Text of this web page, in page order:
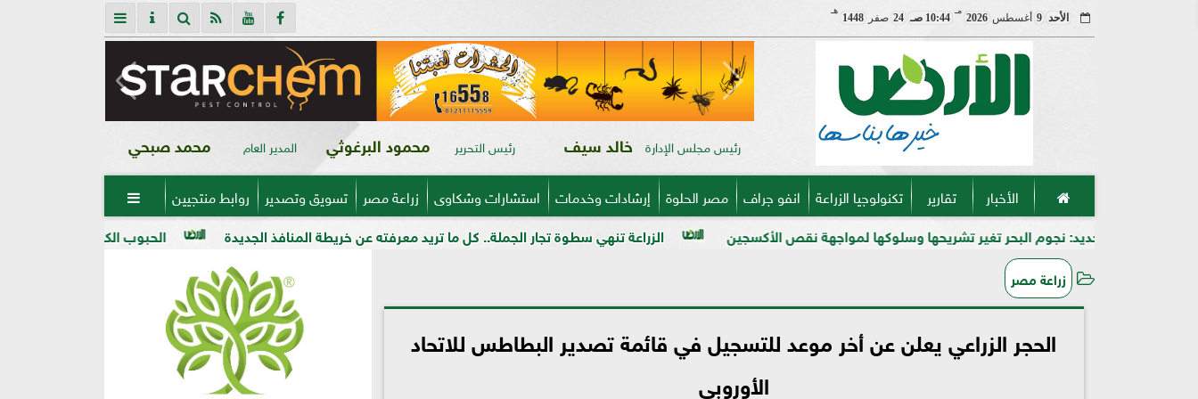
الأحد 9 أغسطس2026
مـ
10:44 صـ 24 صفر 1448
هـ
رئيس مجلس الإدارة خالد سيف رئيس التحرير محمود البرغوثي المدير العام محمد صبحي
الأخبار تقارير تكنولوجيا الزراعة انفو جراف مصر الحلوة إرشادات وخدمات استشارات وشكاوى زراعة مصر تسويق وتصدير روابط منتجيين 
الحبوب الكاملة وفوائدها وتطبيقاتها فى مجال الزراعة تنهي سطوة تجار الجملة.. كل ما تريد معرفته عن خريطة المنافذ الجديدة نجوم البحر تغير تشريحها وسلوكها لمواجهة نقص الأكسجين
زراعة مصر
الحجر الزراعي يعلن عن أخر موعد للتسجيل في قائمة تصدير البطاطس للاتحاد
الأوروبي